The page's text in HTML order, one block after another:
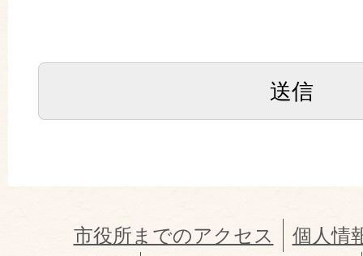
市役所までのアクセス
個人情